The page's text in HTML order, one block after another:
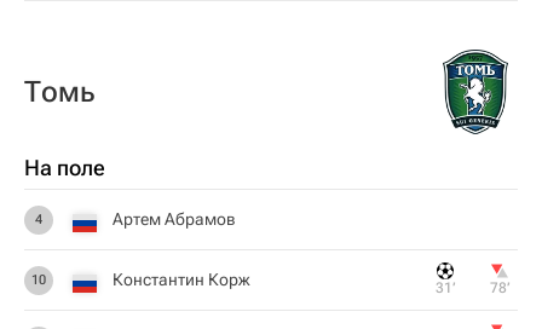
Томь
На поле
4 Артем Абрамов
10 Константин Корж 31‎’‎ 78‎’‎